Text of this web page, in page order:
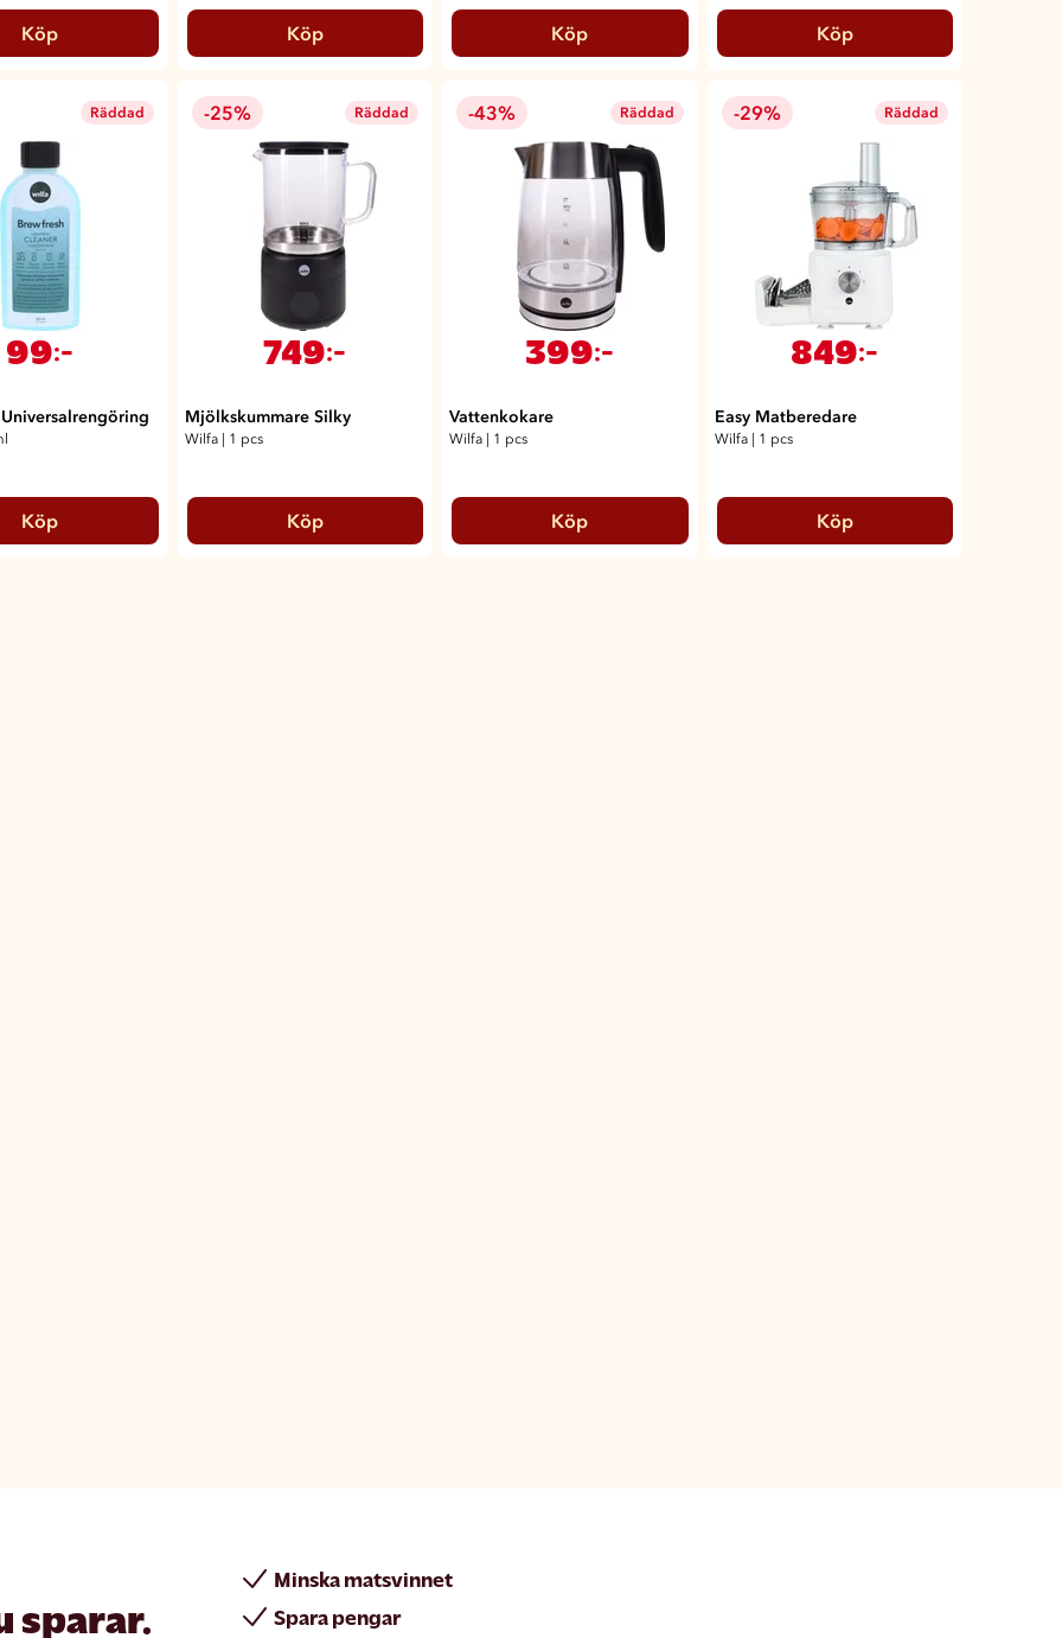
Köp Köp Köp Köp
Räddad
99:-
Köp
-25% Räddad
749:-
Mjölkskummare Silky
Wilfa | 1 pcs
Köp
-43% Räddad
399:-
Vattenkokare
Wilfa | 1 pcs
Köp
-29% Räddad
849:-
Easy Matberedare
Wilfa | 1 pcs
Köp
sparar.
Minska matsvinnet
Spara pengar